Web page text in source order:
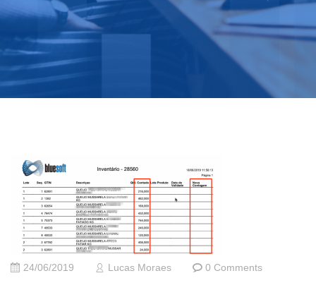
24/06/2019 Lucas Moraes 0 Comments